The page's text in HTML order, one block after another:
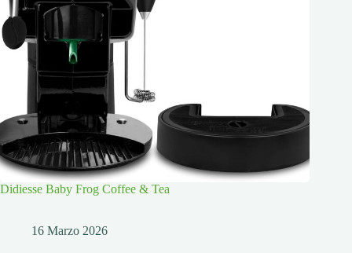
Didiesse Baby Frog Coffee & Tea
16 Marzo 2026